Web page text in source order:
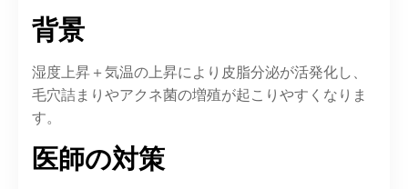
背景
湿度上昇＋気温の上昇により皮脂分泌が活発化し、
毛穴詰まりやアクネ菌の増殖が起こりやすくなりま
す。
医師の対策